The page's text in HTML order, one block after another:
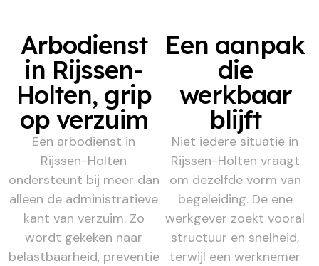
Arbodienst
in Rijssen-
Holten, grip
op verzuim
Een arbodienst in
Rijssen-Holten
ondersteunt bij meer dan
alleen de administratieve
kant van verzuim. Zo
wordt gekeken naar
belastbaarheid, preventie
Een aanpak
die
werkbaar
blijft
Niet iedere situatie in
Rijssen-Holten vraagt
om dezelfde vorm van
begeleiding. De ene
werkgever zoekt vooral
structuur en snelheid,
terwijl een werknemer